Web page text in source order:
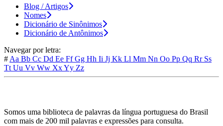
Blog / Artigos
Nomes
Dicionário de Sinônimos
Dicionário de Antônimos
Navegar por letra:
# Aa Bb Cc Dd Ee FfGg Hh Ii Jj Kk Ll Mm Nn Oo Pp Qq Rr Ss
Tt Uu Vv Ww XxYy Zz
Somos uma biblioteca de palavras da língua portuguesa do Brasil
com mais de 200 mil palavras e expressões para consulta.